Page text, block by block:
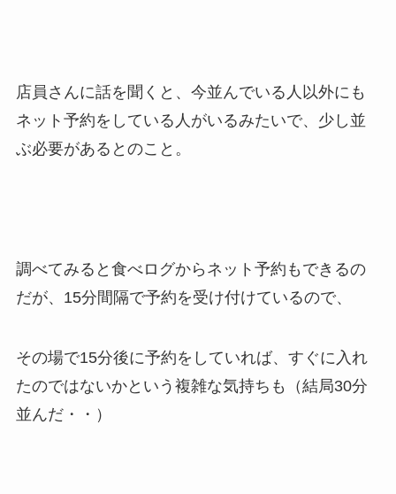
店員さんに話を聞くと、今並んでいる人以外にも
ネット予約をしている人がいるみたいで、少し並
ぶ必要があるとのこと。
調べてみると食べログからネット予約もできるの
だが、15分間隔で予約を受け付けているので、
その場で15分後に予約をしていれば、すぐに入れ
たのではないかという複雑な気持ちも（結局30分
並んだ・・）